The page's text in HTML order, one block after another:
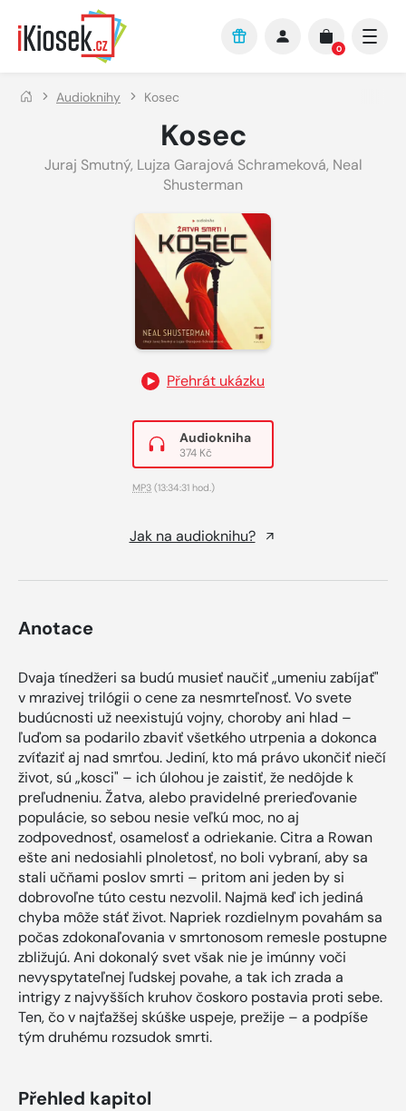
Přejít na hlavní obsah
0
Audioknihy Kosec
Kosec
Juraj Smutný, Lujza Garajová Schrameková, Neal
Shusterman
Přehrát ukázku
Audiokniha
374 Kč
MP3 (13:34:31 hod.)
Jak na audioknihu?
Anotace
Dvaja tínedžeri sa budú musieť naučiť „umeniu zabíjať"
v mrazivej trilógii o cene za nesmrteľnosť. Vo svete
budúcnosti už neexistujú vojny, choroby ani hlad –
ľuďom sa podarilo zbaviť všetkého utrpenia a dokonca
zvíťaziť aj nad smrťou. Jediní, kto má právo ukončiť niečí
život, sú „kosci" – ich úlohou je zaistiť, že nedôjde k
preľudneniu. Žatva, alebo pravidelné prerieďovanie
populácie, so sebou nesie veľkú moc, no aj
zodpovednosť, osamelosť a odriekanie. Citra a Rowan
ešte ani nedosiahli plnoletosť, no boli vybraní, aby sa
stali učňami poslov smrti – pritom ani jeden by si
dobrovoľne túto cestu nezvolil. Najmä keď ich jediná
chyba môže stáť život. Napriek rozdielnym povahám sa
počas zdokonaľovania v smrtonosom remesle postupne
zbližujú. Ani dokonalý svet však nie je imúnny voči
nevyspytateľnej ľudskej povahe, a tak ich zrada a
intrigy z najvyšších kruhov čoskoro postavia proti sebe.
Ten, čo v najťažšej skúške uspeje, prežije – a podpíše
tým druhému rozsudok smrti.
Přehled kapitol